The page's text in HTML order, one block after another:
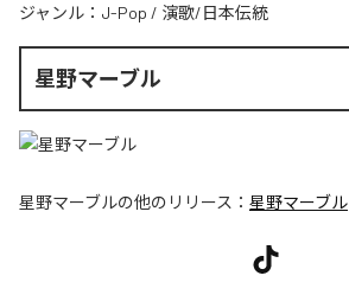
ジャンル： J-Pop / 演歌/日本伝統
星野マーブル
星野マーブルの他のリリース： 星野マーブル